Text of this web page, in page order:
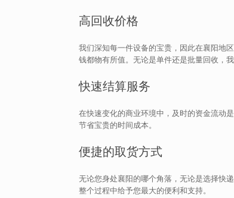
高回收价格
我们深知每一件设备的宝贵，因此在襄阳地
钱都物有所值。无论是单件还是批量回收，
快速结算服务
在快速变化的商业环境中，及时的资金流动
节省宝贵的时间成本。
便捷的取货方式
无论您身处襄阳的哪个角落，无论是选择快
整个过程中给予您最大的便利和支持。